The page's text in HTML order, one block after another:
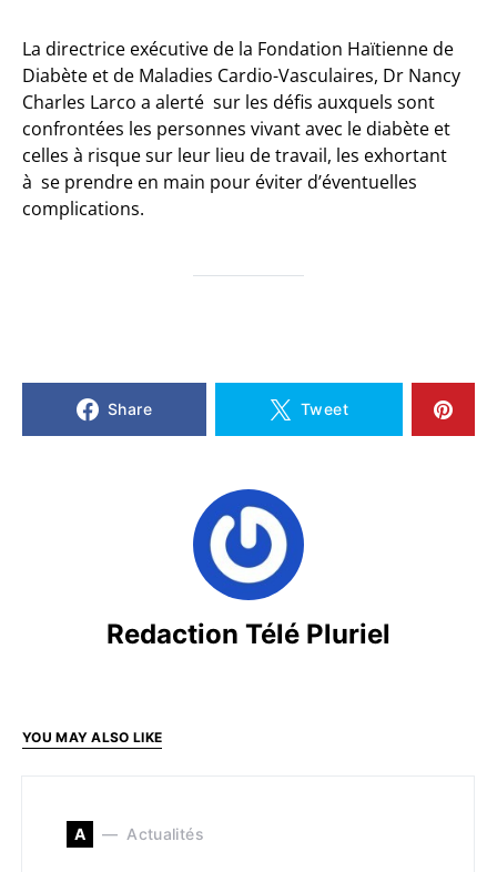
La directrice exécutive de la Fondation Haïtienne de
Diabète et de Maladies Cardio-Vasculaires, Dr Nancy
Charles Larco a alerté sur les défis auxquels sont
confrontées les personnes vivant avec le diabète et
celles à risque sur leur lieu de travail, les exhortant
à se prendre en main pour éviter d’éventuelles
complications.
Share Tweet
Redaction Télé Pluriel
YOU MAY ALSO LIKE
A Actualités